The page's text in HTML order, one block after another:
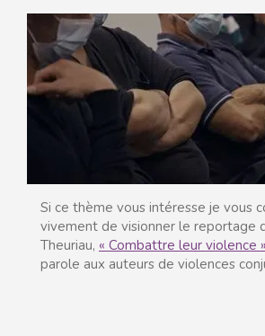
Si ce thème vous intéresse je vous
vivement de visionner le reportage
Theuriau, « Combattre leur violence
parole aux auteurs de violences